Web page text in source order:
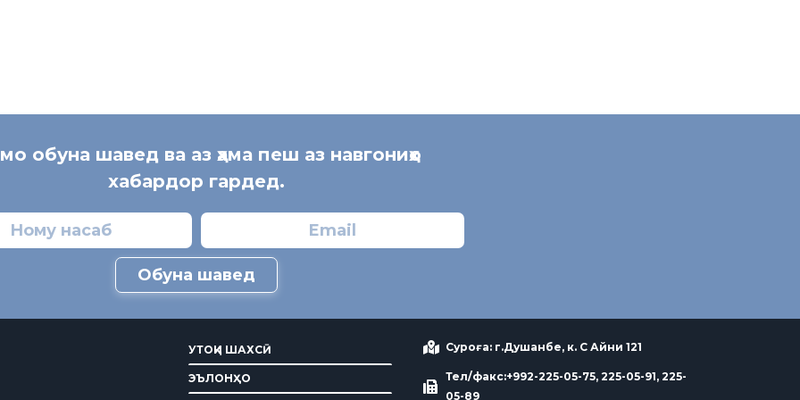
обуна шавед ва аз ҳама пеш аз навгониҳо
хабардор гардед.
Обуна шавед
УТОҚИ ШАХСӢ
ЭЪЛОНҲО
Суроға: г.Душанбе, к. С Айни 121
Тел/факс:+992-225-05-75, 225-05-91, 225-
05-89